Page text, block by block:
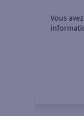
Vous